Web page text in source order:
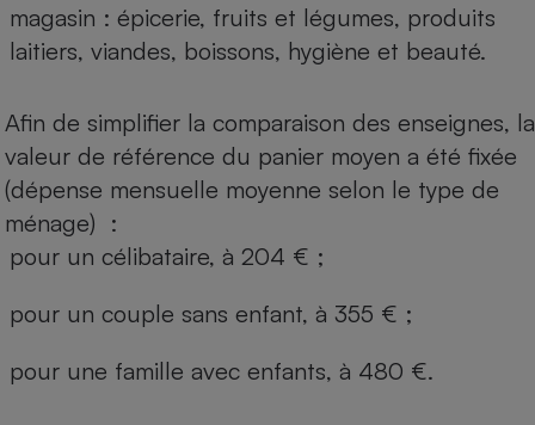
magasin : épicerie, fruits et légumes, produits
laitiers, viandes, boissons, hygiène et beauté.
Afin de simplifier la comparaison des enseignes, la
valeur de référence du panier moyen a été fixée
(dépense mensuelle moyenne selon le type de
ménage) :
pour un célibataire, à 204 € ;
pour un couple sans enfant, à 355 € ;
pour une famille avec enfants, à 480 €.